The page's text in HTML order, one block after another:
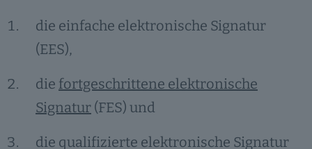
die einfache elektronische Signatur
(EES),
die fortgeschrittene elektronische
Signatur (FES) und
die qualifizierte elektronische Signatur